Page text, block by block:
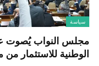
سياسة
مجلس النواب يُصوت
الوطنية للاستثمار من